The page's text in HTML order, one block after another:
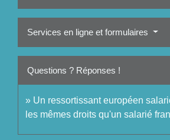
Services en ligne et formulaires
Questions ? Réponses !
Un ressortissant européen
les mêmes droits qu'un salarié